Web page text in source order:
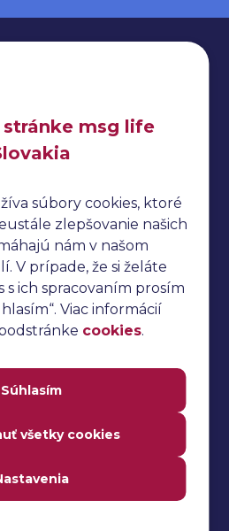
údajov
tutoriál
testovanie
testovanie
tutoriál
otázky
msg life
súbory cookies, ktoré
zlepšovanie našich
nám v našom
V prípade, že si želáte
s ich spracovaním prosím
Viac informácií
cookies.
Súhlasím
všetky cookies